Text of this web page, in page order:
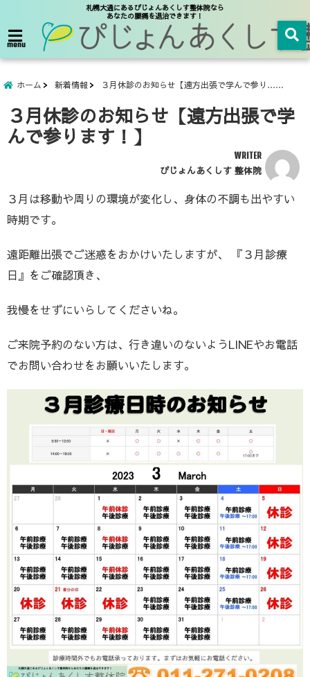
札幌大通にあるぴじょんあくしす整体院なら
あなたの腰痛を退治できます！
menu
ホーム 新着情報 ３月休診のお知らせ【遠方出張で学んで参り……
３月休診のお知らせ【遠方出張で学
んで参ります！】
WRITER
ぴじょんあくしす 整体院
３月は移動や周りの環境が変化し、身体の不調も出やすい
時期です。
遠距離出張でご迷惑をおかけいたしますが、 『３月診療
日』をご確認頂き、
我慢をせずにいらしてくださいね。
ご来院予約のない方は、行き違いのないようLINEやお電話
でお問い合わせをお願いいたします。